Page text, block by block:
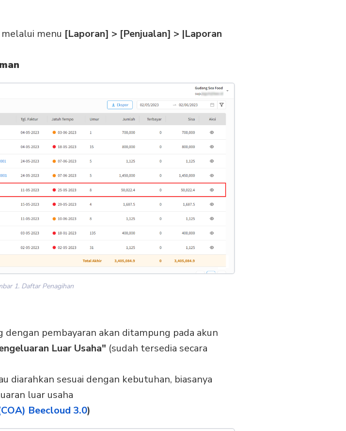
menu [Laporan] > [Penjualan] > |Laporan
1. Daftar Penagihan
pembayaran akan ditampung pada akun
Luar Usaha" (sudah tersedia secara
diarahkan sesuai dengan kebutuhan, biasanya
luar usaha
Beecloud 3.0)